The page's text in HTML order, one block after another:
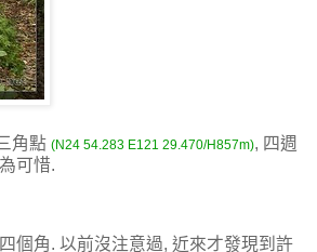
角點 (N24 54.283 E121 29.470/H857m), 四週
可惜.
個角. 以前沒注意過, 近來才發現到許